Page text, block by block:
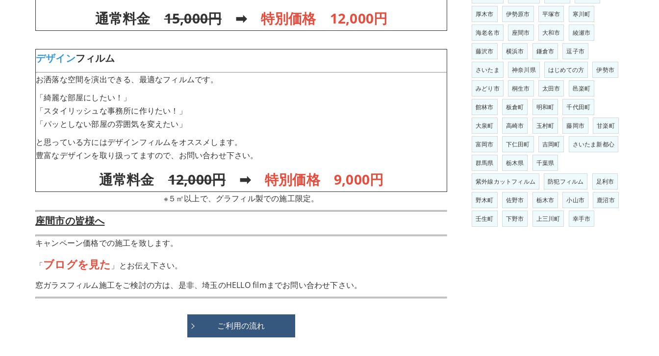
通常料金15,000円➡ 特別価格 12,000円
デザインフィルム
お洒落な空間を演出できる、最適なフィルムです。
「綺麗な部屋にしたい！」
「スタイリッシュな事務所に作りたい！」
「パッとしない部屋の雰囲気を変えたい」
と思っている方にはデザインフィルムをオススメします。
豊富なデザインを取り扱ってますので、お問い合わせ下さい。
通常料金 12,000円➡ 特別価格 9,000円
※５㎡以上で、グラフィル製での施工限定。
座間市の皆様へ
キャンペーン価格での施工を致します。
「ブログを見た 」とお伝え下さい。
窓ガラスフィルム施工をご検討の方は、是非、埼玉のHELLO filmまでお問い合わせ下さい。
ご利用の流れ
厚木市 伊勢原市 平塚市 寒川町
海老名市 座間市 大和市 綾瀬市
藤沢市 横浜市 鎌倉市 逗子市
さいたま 神奈川県 はじめての方 伊勢市
みどり市 桐生市 太田市 邑楽町
館林市 板倉町 明和町 千代田町
大泉町 高崎市 玉村町 藤岡市 甘楽町
富岡市 下仁田町 吉岡町 さいたま新都心
群馬県 栃木県 千葉県
紫外線カットフィルム 防犯フィルム 足利市
野木町 佐野市 栃木市 小山市 鹿沼市
壬生町 下野市 上三川町 幸手市